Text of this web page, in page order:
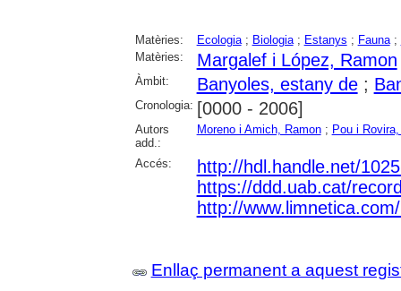
Matèries: Ecologia; Biologia; Estanys ; Fauna;
Matèries:
Margalef i López, Ramon
Àmbit: Banyoles, estany de;
Cronologia: [0000 - 2006]
Autors
add.:
Moreno i Amich, Ramon; Pou i
Accés:
http://hdl.handle.net/
https://ddd.uab.cat/
http://
Enllaç permanent a aquest